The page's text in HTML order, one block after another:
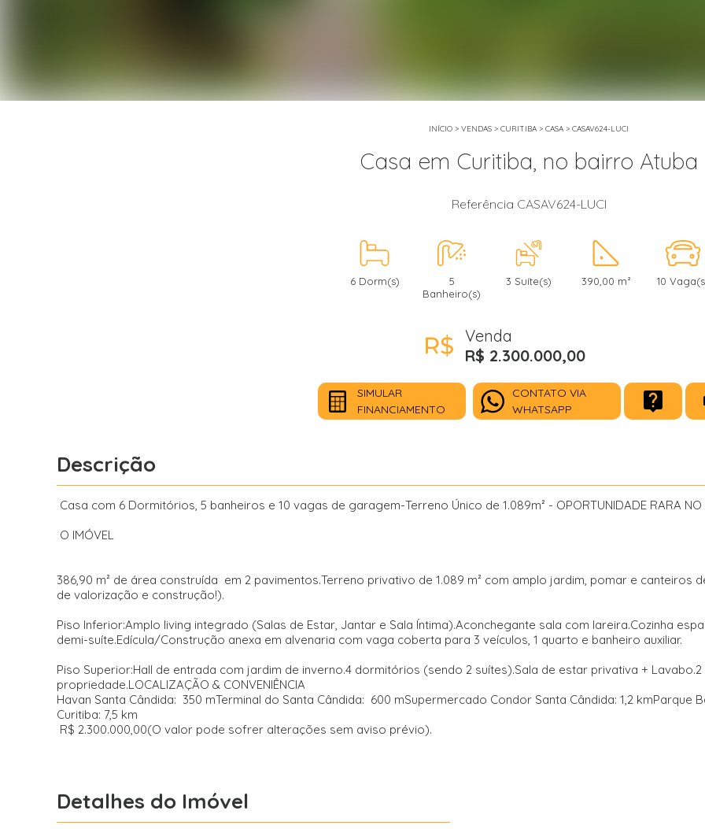
INÍCIO > VENDAS > CURITIBA > CASA > CASAV624-LUCI
Casa em Curitiba, no bairro Atuba
Referência CASAV624-LUCI
6 Dorm(s)
5
Banheiro(s)
3 Suíte(s) 390,00 m² 10
Venda
R$ 2.300.000,00
SIMULAR
FINANCIAMENTO
CONTATO VIA
WHATSAPP
Descrição
Casa com 6 Dormitórios, 5 banheiros e 10 vagas de garagem-Terreno Único de 1.089m² - OPORTUNIDADE RARA NO
O IMÓVEL
386,90 m² de área construída em 2 pavimentos.Terreno privativo de 1.089 m² com amplo jardim, pomar e canteiros
de valorização e construção!).
Piso Inferior:Amplo living integrado (Salas de Estar, Jantar e Sala Íntima).Aconchegante sala com lareira.Cozinha
demi-suíte.Edícula/Construção anexa em alvenaria com vaga coberta para 3 veículos, 1 quarto e banheiro auxiliar.
Piso Superior:Hall de entrada com jardim de inverno.4 dormitórios (sendo 2 suítes).Sala de estar privativa +
propriedade.LOCALIZAÇÃO & CONVENIÊNCIA
Havan Santa Cândida: 350 mTerminal do Santa Cândida: 600 mSupermercado Condor Santa Cândida: 1,2 kmParque
Curitiba: 7,5 km
R$ 2.300.000,00(O valor pode sofrer alterações sem aviso prévio).
Detalhes do Imóvel